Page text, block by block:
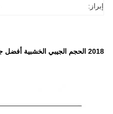
إبراز:
2018 الحجم الجيبي الخشبية أفضل جدول أعمال منظم مخطط دفتر ملاحظات